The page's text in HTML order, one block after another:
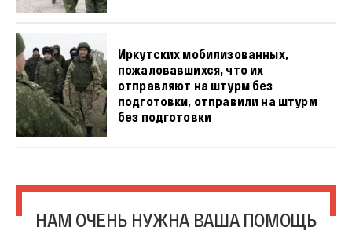
Иркутских мобилизованных,
пожаловавшихся, что их
отправляют на штурм без
подготовки, отправили на штурм
без подготовки
НАМ ОЧЕНЬ НУЖНА ВАША ПОМОЩЬ